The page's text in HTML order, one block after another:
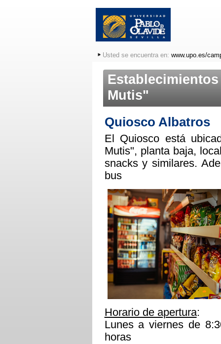
Usted se encuentra en: www.upo.es/
Mutis"
Quiosco Albatros
El Quiosco está
Mutis", planta baja,
snacks y similares.
bus
Horario de apertura:
Lunes a viernes de
horas